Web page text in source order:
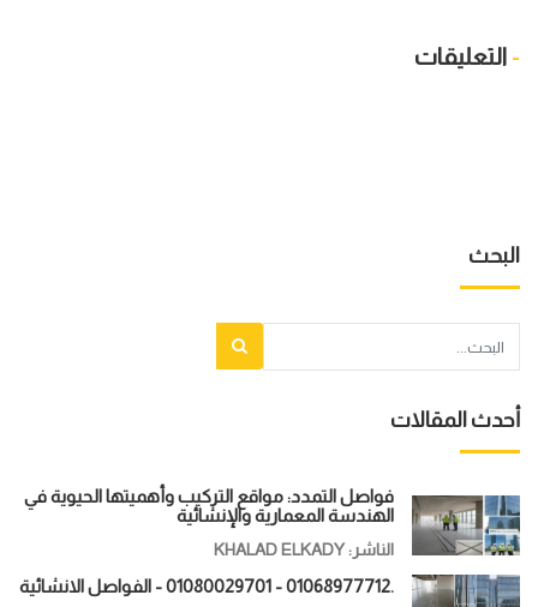
- التعليقات
البحث
أحدث المقالات
فواصل التمدد: مواقع التركيب وأهميتها الحيوية في
الهندسة المعمارية والإنشائية
الناشر: KHALAD ELKADY
.01068977712 - 01080029701 - الفواصل الانشائية